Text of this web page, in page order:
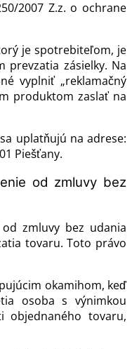
2007 Z.z. o ochrane
je spotrebiteľom, je
prevzatia zásielky. Na
vyplniť „reklamačný
produktom zaslať na
uplatňujú na adrese:
Piešťany.
od zmluvy bez
zmluvy bez udania
tovaru. Toto právo
okamihom, keď
osoba s výnimkou
objednaného tovaru,